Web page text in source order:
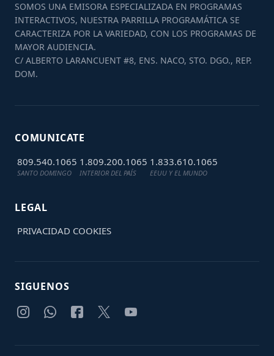
SOMOS UNA EMISORA ESPECIALIZADA EN PROGRAMAS
INTERACTIVOS, NUESTRA PARRILLA PROGRAMÁTICA SE
CARACTERIZA POR LA VARIEDAD, CON LOS PROGRAMAS DE
MAYOR AUDIENCIA.
C/ ALBERTO LARANCUENT #8, ENS. NACO, STO. DGO., REP.
DOM.
COMUNICATE
809.540.1065
SANTO DOMINGO
1.809.200.1065
INTERIOR DEL PAÍS
1.833.610.1065
EEUU Y EL MUNDO
LEGAL
PRIVACIDAD COOKIES
SIGUENOS